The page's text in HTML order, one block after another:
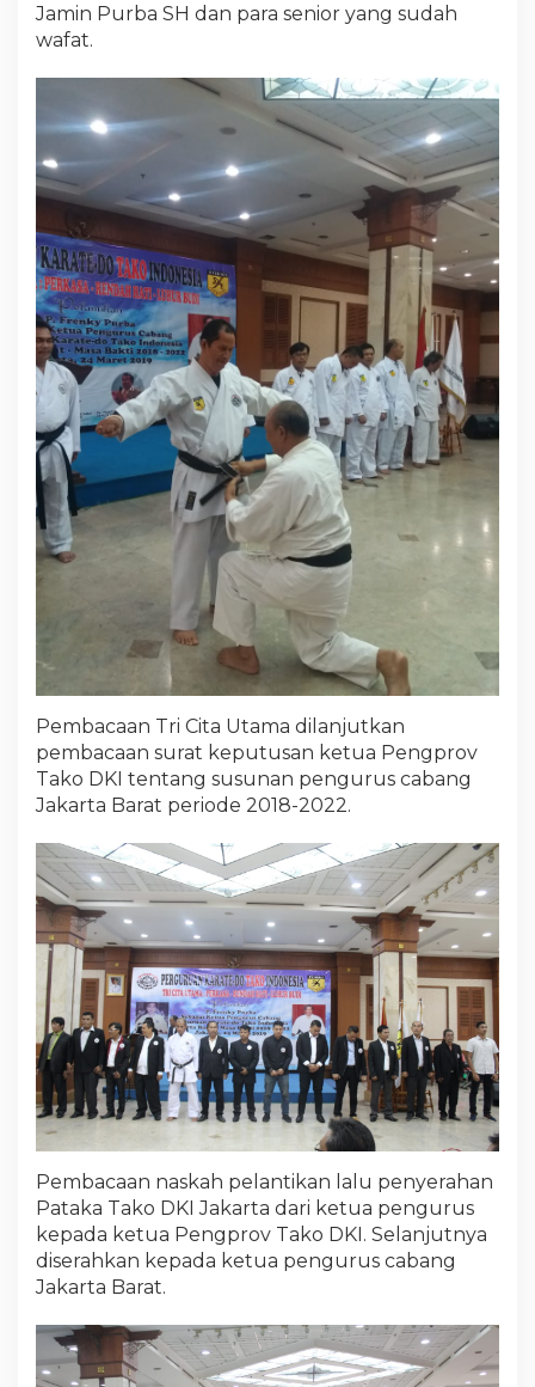
Jamin Purba SH dan para senior yang sudah
wafat.
Pembacaan Tri Cita Utama dilanjutkan
pembacaan surat keputusan ketua Pengprov
Tako DKI tentang susunan pengurus cabang
Jakarta Barat periode 2018-2022.
Pembacaan naskah pelantikan lalu penyerahan
Pataka Tako DKI Jakarta dari ketua pengurus
kepada ketua Pengprov Tako DKI. Selanjutnya
diserahkan kepada ketua pengurus cabang
Jakarta Barat.